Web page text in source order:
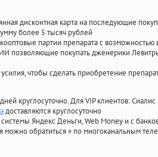
дисконтная карта на последующие
более 5 тысяч рублей
партии препарата с возможностью
позволяющие покупать дженерики
чтобы сделать приобретение
круглосуточно. Для VIP клиентов:
доставляются круглосуточно
Яндекс Деньги, Web Money и с
можно обратиться» по многоканальным